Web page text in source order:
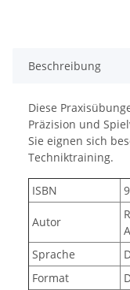
Beschreibung
Diese
Präzision und
Sie eignen sich
Techniktraining.
ISBN
Autor
Sprache
Format